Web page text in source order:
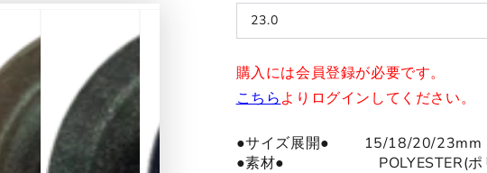
23.0
購入には会員登録が必要です。
こちらよりログインしてください。
●サイズ展開● 15/18/20/23mm
●素材● POLYESTER(